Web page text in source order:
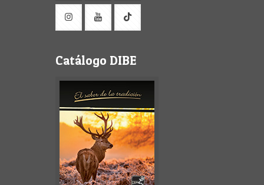
Catálogo DIBE